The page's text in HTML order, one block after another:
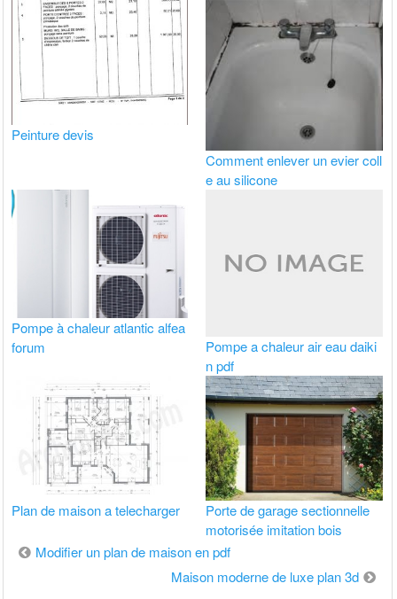
Peinture devis
Comment enlever un evier coll
e au silicone
Pompe à chaleur atlantic alfea
forum
Pompe a chaleur air eau daiki
n pdf
Plan de maison a telecharger
Porte de garage sectionnelle
motorisée imitation bois
Navigation
Modifier un plan de maison en pdf
Maison moderne de luxe plan 3d